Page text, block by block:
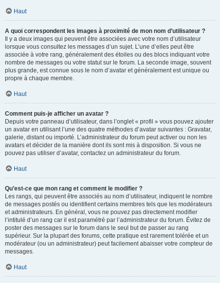
Haut
A quoi correspondent les images à proximité de mon nom d’utilisateur ?
Il y a deux images qui peuvent être associées avec votre nom d’utilisateur
lorsque vous consultez les messages d’un sujet. L’une d’elles peut être
associée à votre rang, généralement des étoiles ou des blocs indiquant votre
nombre de messages ou votre statut sur le forum. La seconde image, souvent
plus grande, est connue sous le nom d’avatar et généralement est unique ou
propre à chaque membre.
Haut
Comment puis-je afficher un avatar ?
Depuis votre panneau d’utilisateur, dans l’onglet « profil » vous pouvez ajouter
un avatar en utilisant l’une des quatre méthodes d’avatar suivantes : Gravatar,
galerie, distant ou importé. L’administrateur du forum peut activer ou non les
avatars et décider de la manière dont ils sont mis à disposition. Si vous ne
pouvez pas utiliser d’avatar, contactez un administrateur du forum.
Haut
Qu’est-ce que mon rang et comment le modifier ?
Les rangs, qui peuvent être associés au nom d’utilisateur, indiquent le nombre
de messages postés ou identifient certains membres tels que les modérateurs
et administrateurs. En général, vous ne pouvez pas directement modifier
l’intitulé d’un rang car il est paramétré par l’administrateur du forum. Évitez de
poster des messages sur le forum dans le seul but de passer au rang
supérieur. Sur la plupart des forums, cette pratique est rarement tolérée et un
modérateur (ou un administrateur) peut facilement abaisser votre compteur de
messages.
Haut